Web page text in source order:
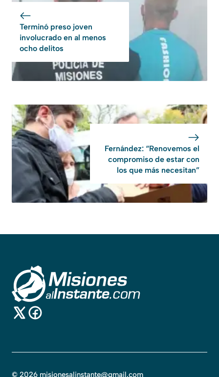
Terminó preso joven
involucrado en al menos
ocho delitos
Fernández: “Renovemos el
compromiso de estar con
los que más necesitan”
© 2026 misionesalinstante@gmail.com